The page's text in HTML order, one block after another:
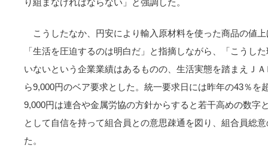
こうしたなか、円安により輸入原材料を使った商品の値
「生活を圧迫するのは明白だ」と指摘しながら、「こうし
いないという企業業績はあるものの、生活実態を踏まえＪ
ら9,000円のベア要求とした。統一要求日には昨年の43％を
9,000円は連合や金属労協の方針からすると若干高めの数字
として自信を持って組合員との意思疎通を図り、組合員総
た。